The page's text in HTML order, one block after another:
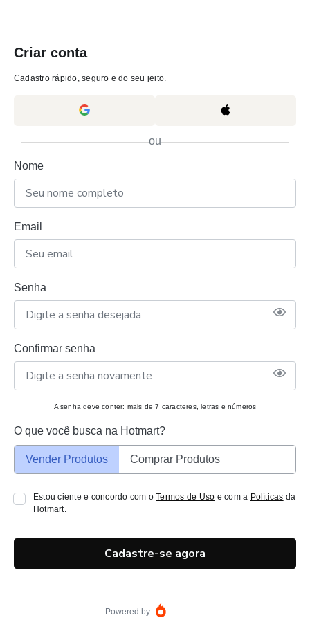
Criar conta
Cadastro rápido, seguro e do seu jeito.
ou
Nome
Email
Senha
Confirmar senha
A senha deve conter: mais de 7 caracteres, letras e números
O que você busca na Hotmart?
Vender Produtos Comprar Produtos
Estou ciente e concordo com oTermos de Uso e com a Políticas da
Hotmart.
Cadastre-se agora
Powered by